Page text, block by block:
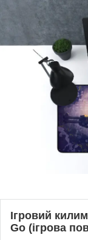
Ігровий
Go (ігрова